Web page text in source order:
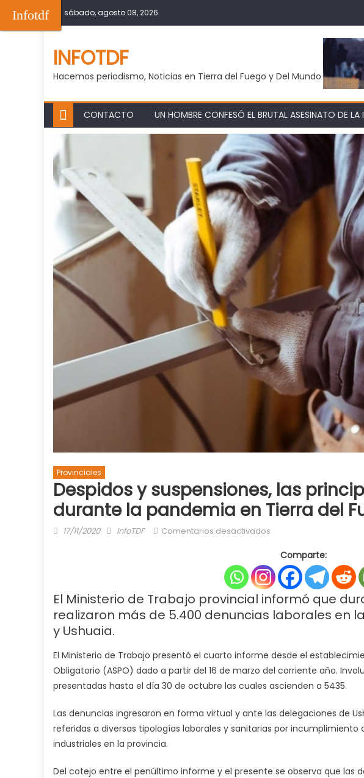
to
sábado, agosto 08, 2026
INFOTDF
Hacemos periodismo, Noticias en Tierra del Fuego y Del Mundo
CONTACTO UN HOMBRE CONFESÓ EL BRUTAL ASESINATO DE LA
Provinciales
Despidos y suspensiones, las
durante la pandemia en Tierra del
Posted
17/11/2020 Author
InfoTDF Comentarios desactivados
suspensiones,
las
principales
denuncias
pandemia
en
Tierra
Fuego
Comparte:
El Ministerio de Trabajo provincial informó que
realizaron más de 5.400 denuncias laborales en
y Ushuaia.
El Ministerio de Trabajo presentó el cuarto informe desde el
Obligatorio (ASPO) dado a partir del 16 de marzo del corriente año.
presentadas hasta el día 30 de octubre las cuales ascienden a 5435.
Las denuncias ingresaron en forma virtual y ante las delegaciones de
referidas a diversas tipologías laborales y sanitarias por
industriales en la provincia.
Del cotejo entre el penúltimo informe y el presente se observa que las
Infotdf